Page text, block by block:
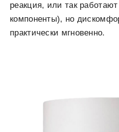
реакция, или так
компоненты), но
практически мгновенно.